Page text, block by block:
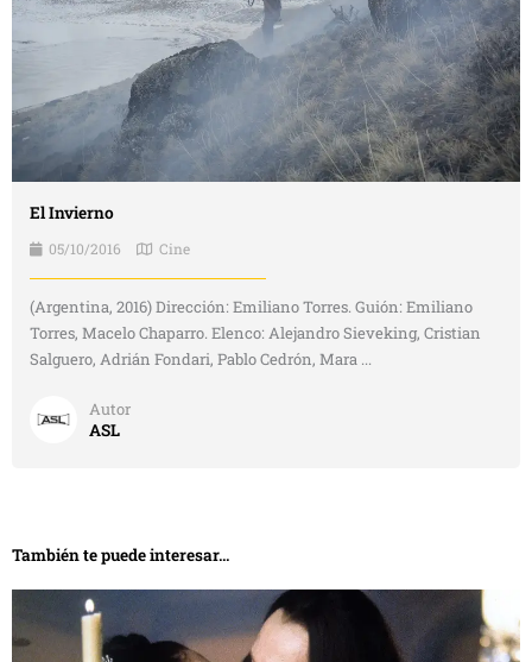
El Invierno
05/10/2016 Cine
(Argentina, 2016) Dirección: Emiliano Torres. Guión: Emiliano
Torres, Macelo Chaparro. Elenco: Alejandro Sieveking, Cristian
Salguero, Adrián Fondari, Pablo Cedrón, Mara ...
Autor
ASL
También te puede interesar...